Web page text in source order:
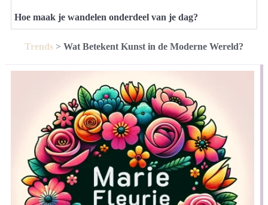
Hoe maak je wandelen onderdeel van je dag?
Trends > Wat Betekent Kunst in de Moderne Wereld?